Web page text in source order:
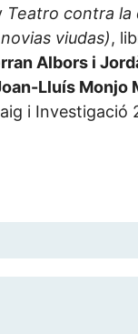
Teatro contra la
viudas),
Albors i
Lluís Monjo
i Investigació